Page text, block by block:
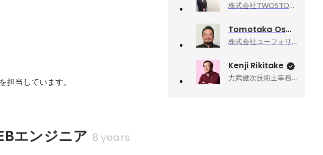
担当しています。
エンジニア 8 years
株式会社TWOSTONE&Sons, 執行役員
Tomotaka Osawa
株式会社ユーフォリア, エグゼクティブ・ディレクター
Kenji Rikitake
力武健次技術士事務所, 所長